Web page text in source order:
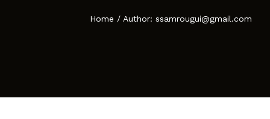
Home / Author: ssamrougui@gmail.com